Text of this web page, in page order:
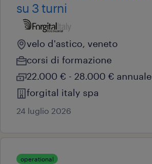
su 3 turni
velo d'astico, veneto
corsi di formazione
22.000 € - 28.000 € annuale
forgital italy spa
24 luglio 2026
operational